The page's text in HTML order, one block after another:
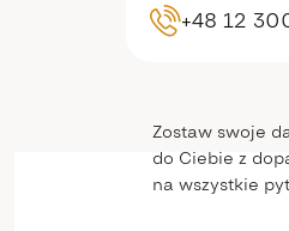
+48 12
Zostaw swoje
do Ciebie z
na wszystkie